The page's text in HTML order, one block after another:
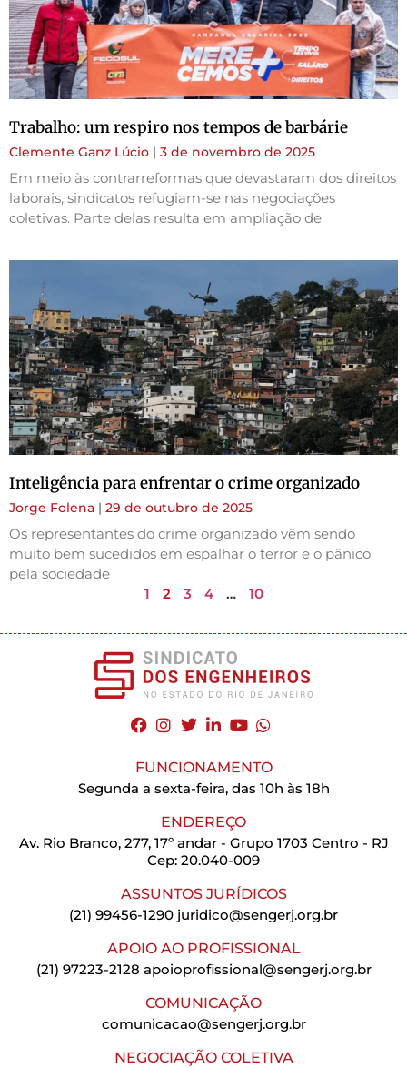
Trabalho: um respiro nos tempos de barbárie
Clemente Ganz Lúcio 3 de novembro de 2025
Em meio às contrarreformas que devastaram dos direitos
laborais, sindicatos refugiam-se nas negociações
coletivas. Parte delas resulta em ampliação de
Inteligência para enfrentar o crime organizado
Jorge Folena 29 de outubro de 2025
Os representantes do crime organizado vêm sendo
muito bem sucedidos em espalhar o terror e o pânico
pela sociedade
1
2 3 4 … 10
FUNCIONAMENTO
Segunda a sexta-feira, das 10h às 18h
ENDEREÇO
Av. Rio Branco, 277, 17º andar - Grupo 1703 Centro - RJ
Cep: 20.040-009
ASSUNTOS JURÍDICOS
(21) 99456-1290 juridico@sengerj.org.br
APOIO AO PROFISSIONAL
(21) 97223-2128 apoioprofissional@sengerj.org.br
COMUNICAÇÃO
comunicacao@sengerj.org.br
NEGOCIAÇÃO COLETIVA